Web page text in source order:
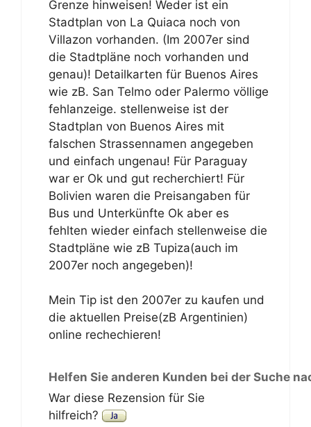
Grenze hinweisen! Weder ist ein
Stadtplan von La Quiaca noch von
Villazon vorhanden. (Im 2007er sind
die Stadtpläne noch vorhanden und
genau)! Detailkarten für Buenos Aires
wie zB. San Telmo oder Palermo völlige
fehlanzeige. stellenweise ist der
Stadtplan von Buenos Aires mit
falschen Strassennamen angegeben
und einfach ungenau! Für Paraguay
war er Ok und gut recherchiert! Für
Bolivien waren die Preisangaben für
Bus und Unterkünfte Ok aber es
fehlten wieder einfach stellenweise die
Stadtpläne wie zB Tupiza(auch im
2007er noch angegeben)!
Mein Tip ist den 2007er zu kaufen und
die aktuellen Preise(zB Argentinien)
online rechechieren!
Helfen Sie anderen Kunden bei der Suche
War diese Rezension für Sie
hilfreich?